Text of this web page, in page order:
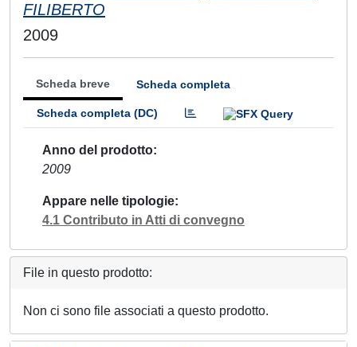
FILIBERTO
2009
Scheda breve Scheda completa
Scheda completa (DC)
Anno del prodotto
2009
Appare nelle tipologie
4.1 Contributo in Atti di convegno
File in questo prodotto:
Non ci sono file associati a questo prodotto.